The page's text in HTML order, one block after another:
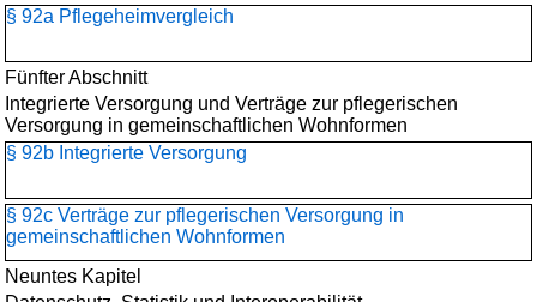
§ 92a Pflegeheimvergleich
Fünfter Abschnitt
Integrierte Versorgung und Verträge zur pflegerischen
Versorgung in gemeinschaftlichen Wohnformen
§ 92b Integrierte Versorgung
§ 92c Verträge zur pflegerischen Versorgung in
gemeinschaftlichen Wohnformen
Neuntes Kapitel